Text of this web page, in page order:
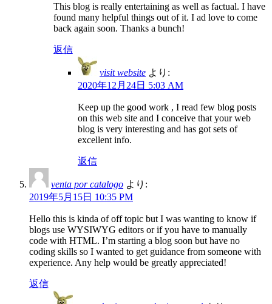
This blog is really entertaining as well as factual. I have
found many helpful things out of it. I ad love to come
back again soon. Thanks a bunch!
返信
visit website より:
2020年12月24日 5:03 AM
Keep up the good work , I read few blog posts
on this web site and I conceive that your web
blog is very interesting and has got sets of
excellent info.
返信
venta por catalogo より:
2019年5月15日 10:35 PM
Hello this is kinda of off topic but I was wanting to know if
blogs use WYSIWYG editors or if you have to manually
code with HTML. I’m starting a blog soon but have no
coding skills so I wanted to get guidance from someone with
experience. Any help would be greatly appreciated!
返信